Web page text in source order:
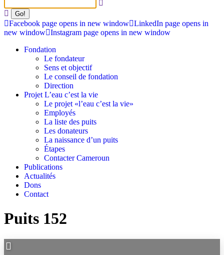
Facebook page opens in new window LinkedIn page opens in
new window Instagram page opens in new window
Fondation
Le fondateur
Sens et objectif
Le conseil de fondation
Direction
Projet L’eau c’est la vie
Le projet «l’eau c’est la vie»
Employés
La liste des puits
Les donateurs
La naissance d’un puits
Étapes
Contacter Cameroun
Publications
Actualités
Dons
Contact
Puits 152